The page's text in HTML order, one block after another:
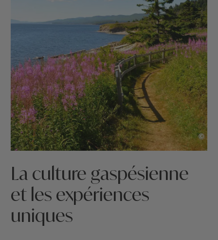
©
La culture gaspésienne
et les expériences
uniques